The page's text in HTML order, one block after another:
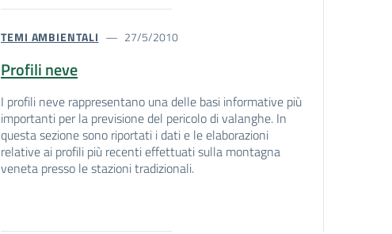
TEMI AMBIENTALI 27/5/2010
Profili neve
I profili neve rappresentano una delle basi informative più
importanti per la previsione del pericolo di valanghe. In
questa sezione sono riportati i dati e le elaborazioni
relative ai profili più recenti effettuati sulla montagna
veneta presso le stazioni tradizionali.